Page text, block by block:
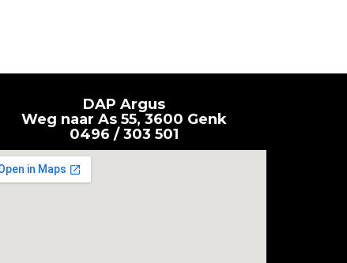
DAP Argus
Weg naar As 55, 3600 Genk
0496 / 303 501